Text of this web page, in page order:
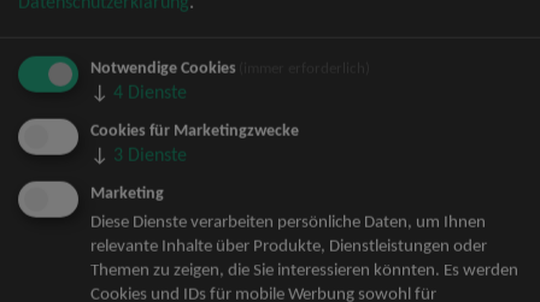
Santiano Tickets
Bryan Adams Tickets
Andreas Gabalier Tickets
Die Fantastischen Vier Tickets
Herbert Grönemeyer Tickets
Deep Purple Tickets
Howard Carpendale Tickets
Jan Delay & Disko No.1 Tickets
Pur Tickets
Notwendige Cookies
↓ 4 Dienste
Cookies für Marketingzwecke
↓ 3 Dienste
Marketing
Diese Dienste verarbeiten persönliche Daten, um Ihnen
relevante Inhalte über Produkte, Dienstleistungen oder
Themen zu zeigen, die Sie interessieren könnten. Es werden
Cookies und IDs für mobile Werbung sowohl für